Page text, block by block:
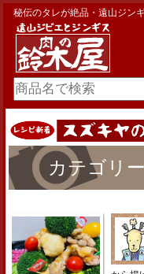
秘伝のタレが絶品・遠山ジン
カテゴリ